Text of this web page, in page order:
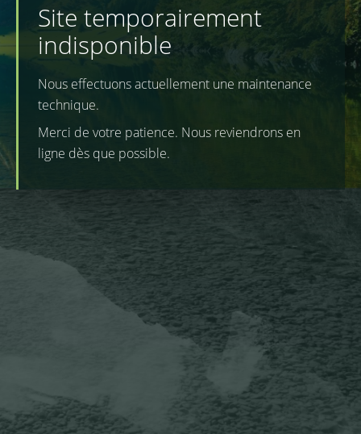
Site temporairement
indisponible
Nous effectuons actuellement une maintenance
technique.
Merci de votre patience. Nous reviendrons en
ligne dès que possible.